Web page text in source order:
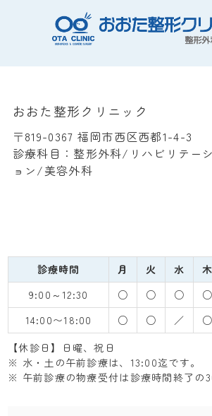
おおた整形クリニック
〒819-0367 福岡市西区西都1-4-3
診療科目：整形外科/リハビリテーシ
ョン/美容外科
診療時間 月 火 水 木
9:00～12:30
○ ○ ○ ○
14:00〜18:00
○ ○ ／ ○
【休診日】日曜、祝日
※ 水・土の午前診療は、13:00迄です。
※ 午前診療の物療受付は診療時間終了の